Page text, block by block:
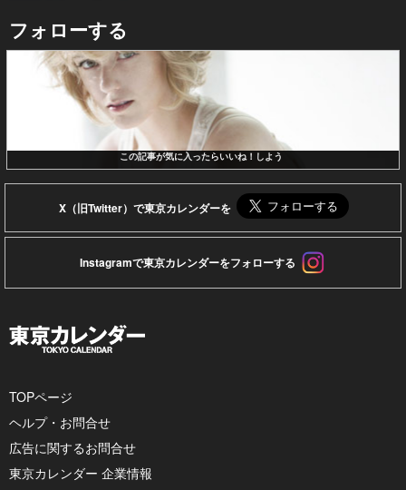
フォローする
この記事が気に入ったらいいね！しよう
X（旧Twitter）で東京カレンダーを
Instagramで東京カレンダーをフォローする
TOPページ
ヘルプ・お問合せ
広告に関するお問合せ
東京カレンダー 企業情報